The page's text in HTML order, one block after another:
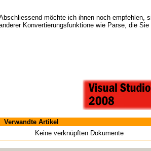
möchte ich ihnen noch empfehlen,
Konvertierungsfunktione wie Parse, die
Verwandte Artikel
Keine verknüpften Dokumente